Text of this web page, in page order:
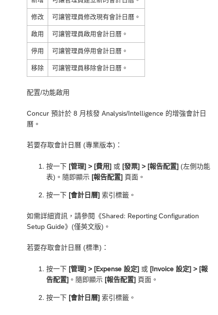
修改 可讓管理員修改現有會計日曆。
啟用 可讓管理員啟用會計日曆。
停用 可讓管理員停用會計日曆。
移除 可讓管理員移除會計日曆。
配置/功能啟用
Concur 預計於 8 月核發 Analysis/Intelligence 的增強會計日
曆。
若要存取會計日曆 (專業版本)：
按一下 [管理] > [費用] 或 [發票] > [報告配置] (左側功能
表)。隨即顯示 [報告配置] 頁面。
按一下 [會計日曆] 索引標籤。
如需詳細資訊，請參閱《Shared: Reporting Configuration
Setup Guide》(僅英文版)。
若要存取會計日曆 (標準)：
按一下 [管理] > [Expense 設定] 或 [Invoice 設定] > [報
告配置] 。隨即顯示 [報告配置] 頁面。
按一下 [會計日曆] 索引標籤。